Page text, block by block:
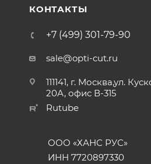
КОНТАКТЫ
+7 (499) 301-79-90
sale@opti-cut.ru
111141, г. Москва,ул.
20А, офис В-315
Rutube
ООО «ХАНС РУС»
ИНН 7720897330